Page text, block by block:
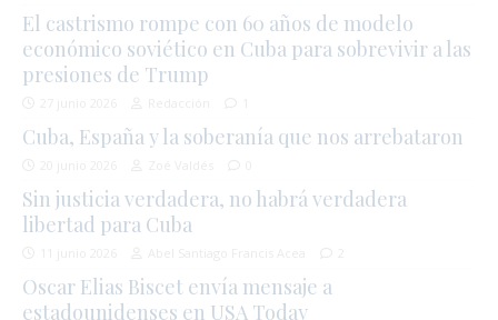
El castrismo rompe con 60 años de modelo
económico soviético en Cuba para sobrevivir a las
presiones de Trump
Cuba, España y la soberanía que nos arrebataron
Sin justicia verdadera, no habrá verdadera
libertad para Cuba
Oscar Elias Biscet envía mensaje a
estadounidenses en USA Today